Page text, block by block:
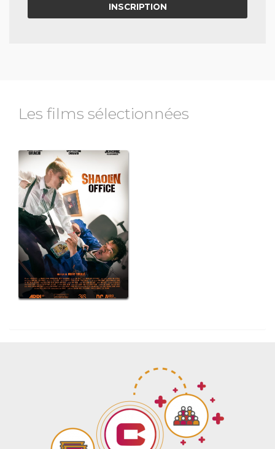
INSCRIPTION
Les films sélectionnées